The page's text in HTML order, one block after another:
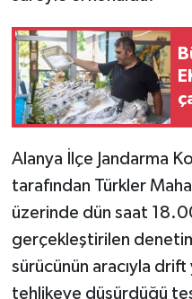
Alanya İlçe Jandarma
tarafından Türkler
üzerinde dün saat
gerçekleştirilen
sürücünün aracıyla
tehlikeye düşürdüğü
Güvenlik
HABERDE İNSAN
İNSAN
İş Dünyası
Jandarma
Kadın